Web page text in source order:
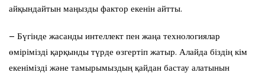
айқындайтын маңызды фактор екенін айтты.
– Бүгінде жасанды интеллект пен жаңа технологиялар
өмірімізді қарқынды түрде өзгертіп жатыр. Алайда біздің кім
екенімізді және тамырымыздың қайдан бастау алатынын